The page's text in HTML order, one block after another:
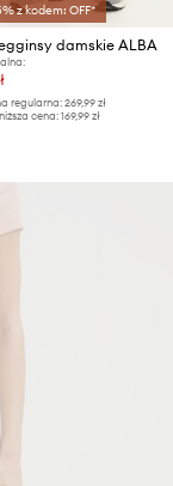
z kodem: OFF*
damskie ALBA
regularna: 269,99 zł
cena: 169,99 zł